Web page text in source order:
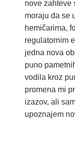
nove zahteve
moraju da se
hemičarima,
regulatornim
jedna nova
puno
vodila kroz
promena mi
izazov, ali
upoznajem